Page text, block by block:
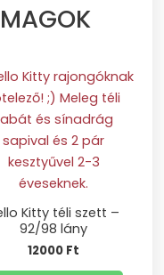
Kitty téli szett –
92/98 lány
12000 Ft